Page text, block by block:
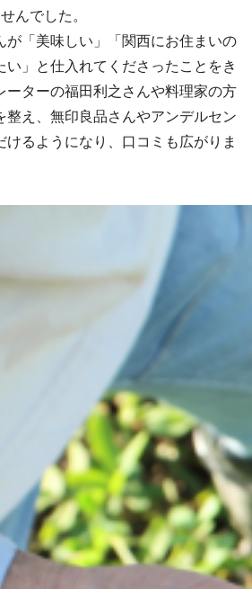
んでした。
が「美味しい」「関西にお住まいの
い」と仕入れてくださったことをき
ーターの福田利之さんや料理家の方
整え、無印良品さんやアンデルセン
けるようになり、口コミも広がりま